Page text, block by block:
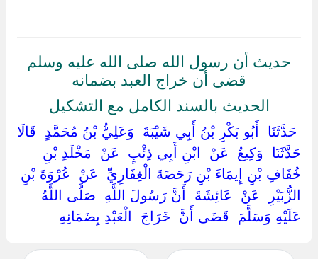
حديث أن رسول الله صلى الله عليه وسلم
قضى أن خراج العبد بضمانه
الحديث بالسند الكامل مع التشكيل
‏ ‏حَدَّثَنَا ‏ ‏أَبُو بَكْرِ بْنُ أَبِي شَيْبَةَ ‏ ‏وَعَلِيُّ بْنُ مُحَمَّدٍ ‏ ‏قَالَا
حَدَّثَنَا ‏ ‏وَكِيعٌ ‏ ‏عَنْ ‏ ‏ابْنِ أَبِي ذِئْبٍ ‏ ‏عَنْ ‏ ‏مَخْلَدِ بْنِ
خُفَافِ بْنِ إِيمَاءَ بْنِ رَحَضَةَ الْغِفَارِيِّ ‏ ‏عَنْ ‏ ‏عُرْوَةَ بْنِ
الزُّبَيْرِ ‏ ‏عَنْ ‏ ‏عَائِشَةَ ‏ ‏أَنَّ رَسُولَ اللَّهِ ‏ ‏صَلَّى اللَّهُ
عَلَيْهِ وَسَلَّمَ ‏ ‏قَضَى أَنَّ ‏ ‏خَرَاجَ ‏ ‏الْعَبْدِ بِضَمَانِهِ ‏